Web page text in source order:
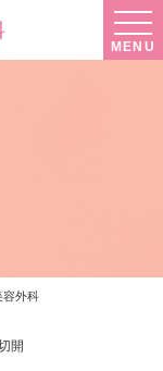
MENU
容外科
開